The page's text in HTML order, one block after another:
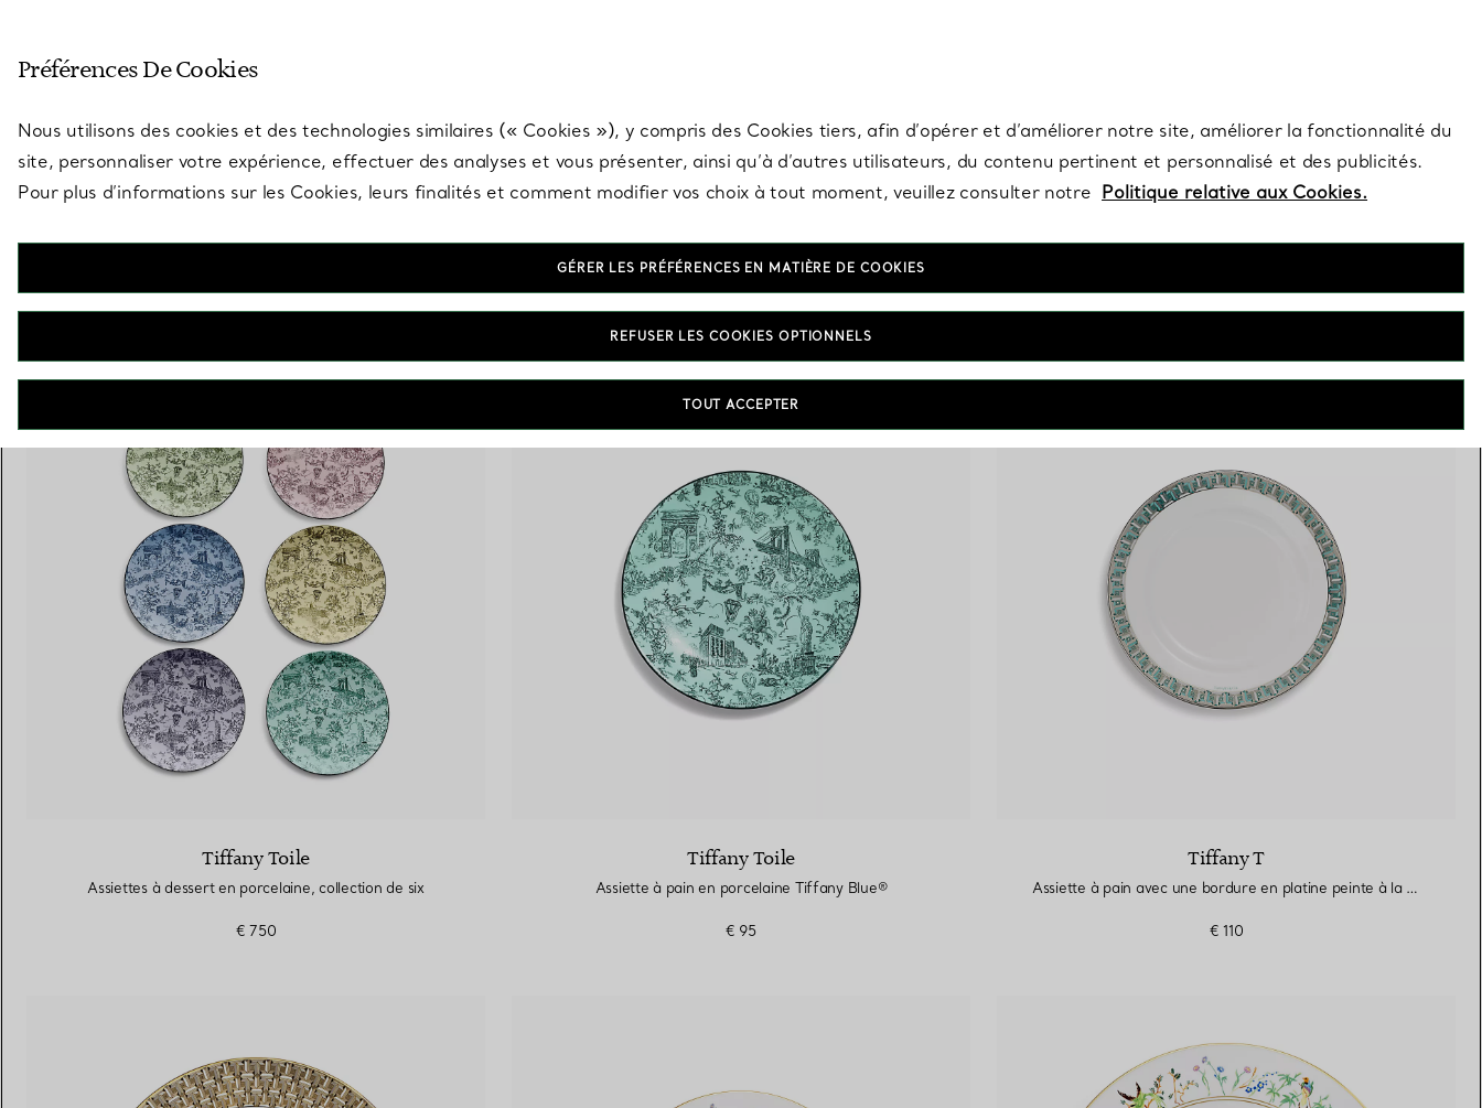
Alliances pour femme Alliances pour hommes Bagues pour couples Bagues Eternité Elsa Peretti®
Comment assortir alliance et
bague de fiançailles
Prenezrendez-vous avec un expert en diamants Tiffany.
30 PRODUITS Assiettes FILTRES
Tiffany Toile
Assiettes à dessert en porcelaine, collection de six
€ 750
Tiffany Toile
Assiette à pain en porcelaine Tiffany Blue®
€ 95
Tiffany T
Assiette à pain avec une bordure en platine peinte à la main
€ 110
Préférences De Cookies
Nous utilisons des cookies et des technologies similaires (« Cookies »), y compris des Cookies tiers, afin d’opérer et d’améliorer notre site, améliorer la fonctionnalité du
site, personnaliser votre expérience, effectuer des analyses et vous présenter, ainsi qu’à d’autres utilisateurs, du contenu pertinent et personnalisé et des publicités.
Pour plus d’informations sur les Cookies, leurs finalités et comment modifier vos choix à tout moment, veuillez consulter notre Politique relative aux Cookies.
GÉRER LES PRÉFÉRENCES EN MATIÈRE DE COOKIES
REFUSER LES COOKIES OPTIONNELS
TOUT ACCEPTER